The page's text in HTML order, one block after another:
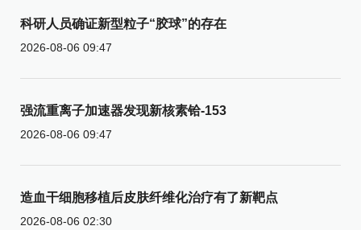
科研人员确证新型粒子“胶球”的存在
2026-08-06 09:47
强流重离子加速器发现新核素铪-153
2026-08-06 09:47
造血干细胞移植后皮肤纤维化治疗有了新靶点
2026-08-06 02:30